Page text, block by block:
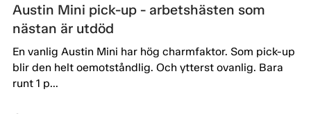
Austin Mini pick-up - arbetshästen som
nästan är utdöd
En vanlig Austin Mini har hög charmfaktor. Som pick-up
blir den helt oemotståndlig. Och ytterst ovanlig. Bara
runt 1 p...